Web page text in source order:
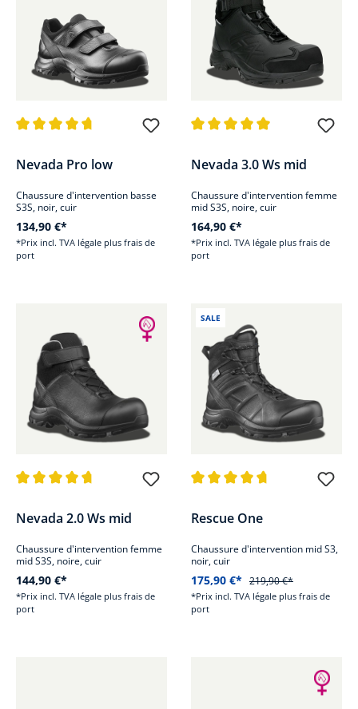
Nevada Pro low
Chaussure d'intervention basse
S3S, noir, cuir
134,90 €*
*Prix incl. TVA légale plus frais de
port
Nevada 3.0 Ws mid
Chaussure d'intervention femme
mid S3S, noire, cuir
164,90 €*
*Prix incl. TVA légale plus frais de
port
Nevada 2.0 Ws mid
Chaussure d'intervention femme
mid S3S, noire, cuir
144,90 €*
*Prix incl. TVA légale plus frais de
port
SALE
Rescue One
Chaussure d'intervention mid S3,
noir, cuir
175,90 €* 219,90 €*
*Prix incl. TVA légale plus frais de
port